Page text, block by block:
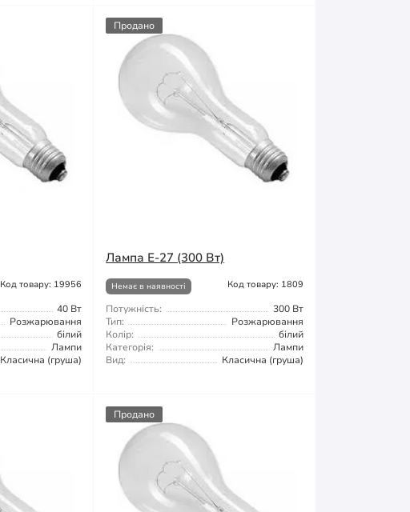
Код товару: 19956
40 Вт
Розжарювання
білий
Лампи
Класична (груша)
Продано
Лампа Е-27 (300 Вт)
Немає в наявності Код товару: 1809
Потужність:
300 Вт
Тип:
Розжарювання
Колір:
білий
Категорія:
Лампи
Вид:
Класична (груша)
Продано